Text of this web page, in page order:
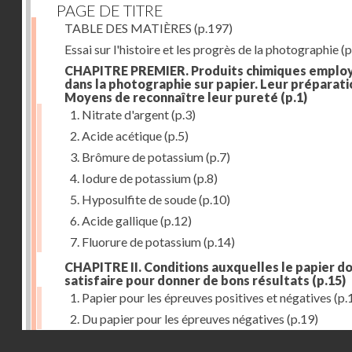
PAGE DE TITRE
TABLE DES MATIÈRES (p.197)
Essai sur l'histoire et les progrès de la photographie
CHAPITRE PREMIER. Produits chimiques
dans la photographie sur papier. Leur
Moyens de reconnaître leur pureté (p.1)
1. Nitrate d'argent(p.3)
2. Acide acétique(p.5)
3. Brômure de potassium(p.7)
4. Iodure de potassium(p.8)
5. Hyposulfite de soude(p.10)
6. Acide gallique(p.12)
7. Fluorure de potassium(p.14)
CHAPITRE II. Conditions auxquelles le papier
satisfaire pour donner de bons résultats (p.15)
1. Papier pour les épreuves positives et négatives
2. Du papier pour les épreuves négatives (p.19)